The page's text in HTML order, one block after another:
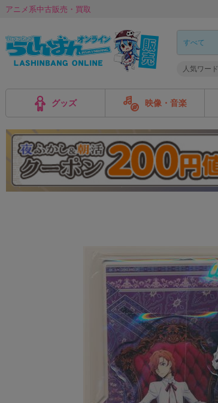
アニメ系中古販売・買取
人気ワード
グッズ 映像・音楽